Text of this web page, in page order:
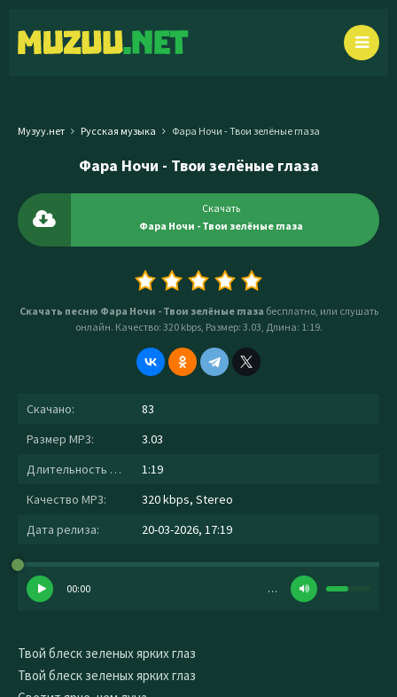
Музуу.нет Русская музыка Фара Ночи - Твои зелёные глаза
Фара Ночи - Твои зелёные глаза
Скачать
Фара Ночи - Твои зелёные глаза
Скачать песню Фара Ночи - Твои зелёные глаза бесплатно, или слушать
онлайн. Качество: 320 kbps, Размер: 3.03, Длина: 1:19.
Скачано:
83
Размер MP3:
3.03
Длительность MP3:
1:19
Качество MP3:
320 kbps, Stereo
Дата релиза:
20-03-2026, 17:19
00:00 …
Твой блеск зеленых ярких глаз
Твой блеск зеленых ярких глаз